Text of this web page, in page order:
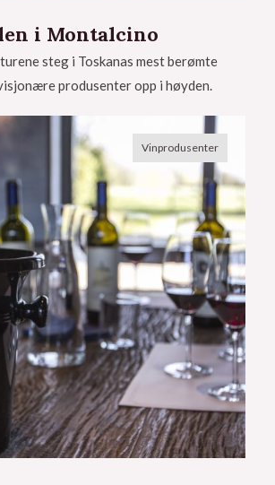
i Montalcino
steg i Toskanas mest berømte
produsenter opp i høyden.
Vinprodusenter